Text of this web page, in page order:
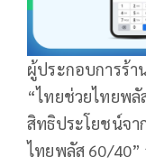
ผู้ประกอบการร้า
“ไทยช่วยไทยพลั
สิทธิประโยชน์จา
ไทยพลัส 60/40”